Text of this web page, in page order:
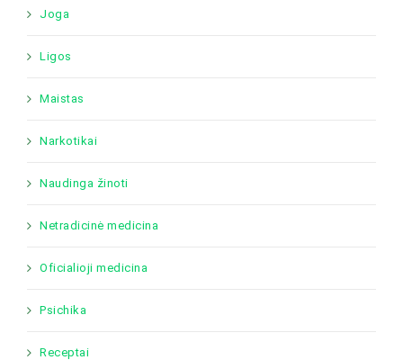
Joga
Ligos
Maistas
Narkotikai
Naudinga žinoti
Netradicinė medicina
Oficialioji medicina
Psichika
Receptai